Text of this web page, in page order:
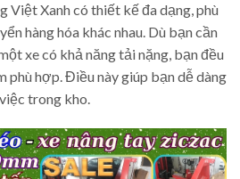
Việt Xanh có thiết kế đa dạng, phù
hàng hóa khác nhau. Dù bạn cần
xe có khả năng tải nặng, bạn đều
phù hợp. Điều này giúp bạn dễ dàng
trong kho.